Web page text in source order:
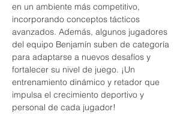
en un ambiente más competitivo,
incorporando conceptos tácticos
avanzados. Además, algunos jugadores
del equipo Benjamín suben de categoría
para adaptarse a nuevos desafíos y
fortalecer su nivel de juego. ¡Un
entrenamiento dinámico y retador que
impulsa el crecimiento deportivo y
personal de cada jugador!